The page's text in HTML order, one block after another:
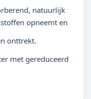
natuurlijk
opneemt en
onttrekt.
met gereduceerd